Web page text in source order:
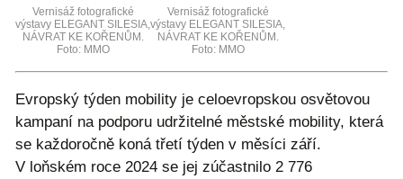
Vernisáž fotografické
výstavy ELEGANT SILESIA,
NÁVRAT KE KOŘENŮM.
Foto: MMO
Vernisáž fotografické
výstavy ELEGANT SILESIA,
NÁVRAT KE KOŘENŮM.
Foto: MMO
Evropský týden mobility je celoevropskou osvětovou
kampaní na podporu udržitelné městské mobility, která
se každoročně koná třetí týden v měsíci září.
V loňském roce 2024 se jej zúčastnilo 2 776